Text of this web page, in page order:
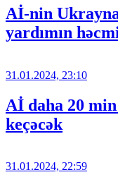
Aİ-nin
yardımın
31.01.2024, 23:10
Aİ daha 20
keçəcək
31.01.2024, 22:59